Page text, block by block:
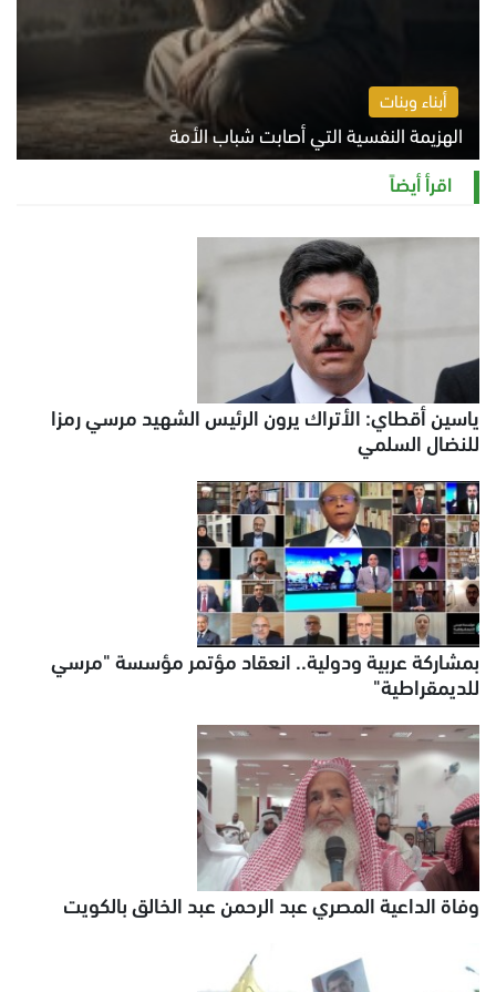
أبناء وبنات
الهزيمة النفسية التي أصابت شباب الأمة
الخميس 6 أغسطس 2026 11:12 ص
اقرأ أيضاً
ياسين أقطاي: الأتراك يرون الرئيس الشهيد مرسي رمزا
للنضال السلمي
بمشاركة عربية ودولية.. انعقاد مؤتمر مؤسسة "مرسي
للديمقراطية"
وفاة الداعية المصري عبد الرحمن عبد الخالق بالكويت